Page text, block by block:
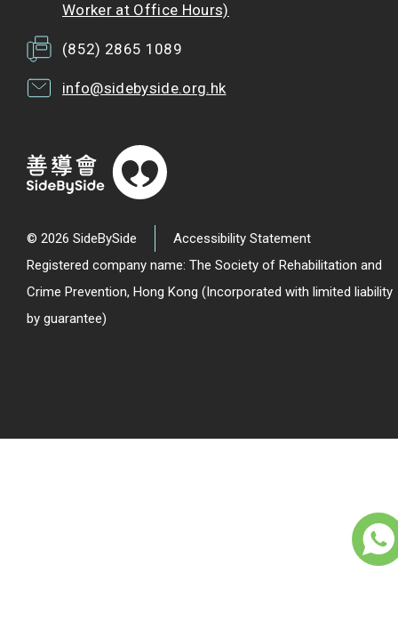
Worker at Office Hours)
(852) 2865 1089
info@sidebyside.org.hk
© 2026 SideBySide
Accessibility Statement
Registered company name: The Society of Rehabilitation and
Crime Prevention, Hong Kong (Incorporated with limited liability
by guarantee)